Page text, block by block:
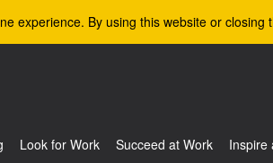
experience. By using this website or
Look for Work Succeed at Work Inspire